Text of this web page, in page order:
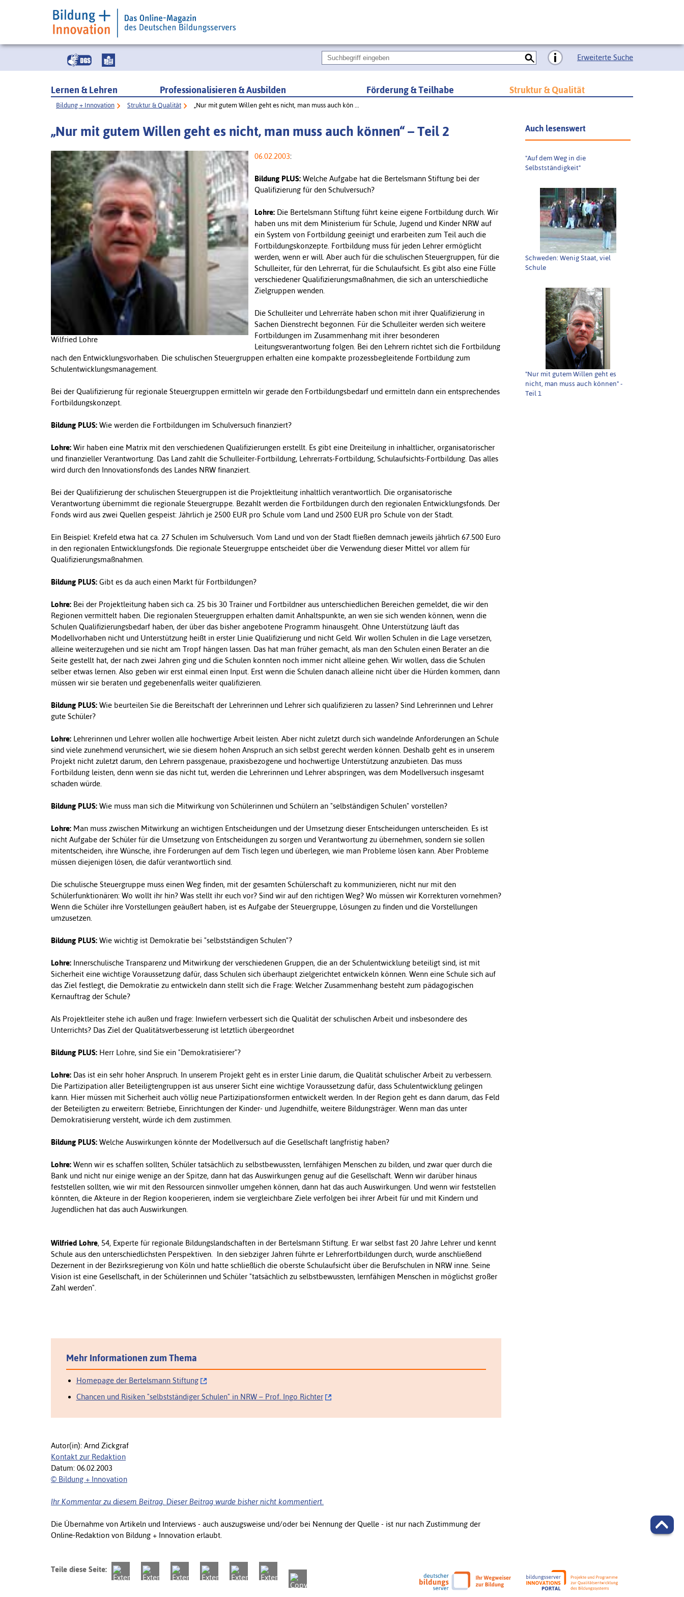
Erweiterte Suche
Lernen & Lehren Professionalisieren & Ausbilden Förderung & Teilhabe Struktur & Qualität
Bildung + Innovation Struktur & Qualität „Nur mit gutem Willen geht es nicht, man muss auch kön ...
„Nur mit gutem Willen geht es nicht, man muss auch können“ – Teil 2
Wilfried Lohre
06.02.2003:
Bildung PLUS: Welche Aufgabe hat die Bertelsmann Stiftung bei der
Qualifizierung für den Schulversuch?
Lohre: Die Bertelsmann Stiftung führt keine eigene Fortbildung durch. Wir
haben uns mit dem Ministerium für Schule, Jugend und Kinder NRW auf
ein System von Fortbildung geeinigt und erarbeiten zum Teil auch die
Fortbildungskonzepte. Fortbildung muss für jeden Lehrer ermöglicht
werden, wenn er will. Aber auch für die schulischen Steuergruppen, für die
Schulleiter, für den Lehrerrat, für die Schulaufsicht. Es gibt also eine Fülle
verschiedener Qualifizierungsmaßnahmen, die sich an unterschiedliche
Zielgruppen wenden.
Die Schulleiter und Lehrerräte haben schon mit ihrer Qualifizierung in
Sachen Dienstrecht begonnen. Für die Schulleiter werden sich weitere
Fortbildungen im Zusammenhang mit ihrer besonderen
Leitungsverantwortung folgen. Bei den Lehrern richtet sich die Fortbildung
nach den Entwicklungsvorhaben. Die schulischen Steuergruppen erhalten eine kompakte prozessbegleitende Fortbildung zum
Schulentwicklungsmanagement.
Bei der Qualifizierung für regionale Steuergruppen ermitteln wir gerade den Fortbildungsbedarf und ermitteln dann ein entsprechendes
Fortbildungskonzept.
Bildung PLUS: Wie werden die Fortbildungen im Schulversuch finanziert?
Lohre: Wir haben eine Matrix mit den verschiedenen Qualifizierungen erstellt. Es gibt eine Dreiteilung in inhaltlicher, organisatorischer
und finanzieller Verantwortung. Das Land zahlt die Schulleiter-Fortbildung, Lehrerrats-Fortbildung, Schulaufsichts-Fortbildung. Das alles
wird durch den Innovationsfonds des Landes NRW finanziert.
Bei der Qualifizierung der schulischen Steuergruppen ist die Projektleitung inhaltlich verantwortlich. Die organisatorische
Verantwortung übernimmt die regionale Steuergruppe. Bezahlt werden die Fortbildungen durch den regionalen Entwicklungsfonds. Der
Fonds wird aus zwei Quellen gespeist: Jährlich je 2500 EUR pro Schule vom Land und 2500 EUR pro Schule von der Stadt.
Ein Beispiel: Krefeld etwa hat ca. 27 Schulen im Schulversuch. Vom Land und von der Stadt fließen demnach jeweils jährlich 67.500 Euro
in den regionalen Entwicklungsfonds. Die regionale Steuergruppe entscheidet über die Verwendung dieser Mittel vor allem für
Qualifizierungsmaßnahmen.
Bildung PLUS: Gibt es da auch einen Markt für Fortbildungen?
Lohre: Bei der Projektleitung haben sich ca. 25 bis 30 Trainer und Fortbildner aus unterschiedlichen Bereichen gemeldet, die wir den
Regionen vermittelt haben. Die regionalen Steuergruppen erhalten damit Anhaltspunkte, an wen sie sich wenden können, wenn die
Schulen Qualifizierungsbedarf haben, der über das bisher angebotene Programm hinausgeht. Ohne Unterstützung läuft das
Modellvorhaben nicht und Unterstützung heißt in erster Linie Qualifizierung und nicht Geld. Wir wollen Schulen in die Lage versetzen,
alleine weiterzugehen und sie nicht am Tropf hängen lassen. Das hat man früher gemacht, als man den Schulen einen Berater an die
Seite gestellt hat, der nach zwei Jahren ging und die Schulen konnten noch immer nicht alleine gehen. Wir wollen, dass die Schulen
selber etwas lernen. Also geben wir erst einmal einen Input. Erst wenn die Schulen danach alleine nicht über die Hürden kommen, dann
müssen wir sie beraten und gegebenenfalls weiter qualifizieren.
Bildung PLUS: Wie beurteilen Sie die Bereitschaft der Lehrerinnen und Lehrer sich qualifizieren zu lassen? Sind Lehrerinnen und Lehrer
gute Schüler?
Lohre: Lehrerinnen und Lehrer wollen alle hochwertige Arbeit leisten. Aber nicht zuletzt durch sich wandelnde Anforderungen an Schule
sind viele zunehmend verunsichert, wie sie diesem hohen Anspruch an sich selbst gerecht werden können. Deshalb geht es in unserem
Projekt nicht zuletzt darum, den Lehrern passgenaue, praxisbezogene und hochwertige Unterstützung anzubieten. Das muss
Fortbildung leisten, denn wenn sie das nicht tut, werden die Lehrerinnen und Lehrer abspringen, was dem Modellversuch insgesamt
schaden würde.
Bildung PLUS: Wie muss man sich die Mitwirkung von Schülerinnen und Schülern an "selbständigen Schulen" vorstellen?
Lohre: Man muss zwischen Mitwirkung an wichtigen Entscheidungen und der Umsetzung dieser Entscheidungen unterscheiden. Es ist
nicht Aufgabe der Schüler für die Umsetzung von Entscheidungen zu sorgen und Verantwortung zu übernehmen, sondern sie sollen
mitentscheiden, ihre Wünsche, ihre Forderungen auf dem Tisch legen und überlegen, wie man Probleme lösen kann. Aber Probleme
müssen diejenigen lösen, die dafür verantwortlich sind.
Die schulische Steuergruppe muss einen Weg finden, mit der gesamten Schülerschaft zu kommunizieren, nicht nur mit den
Schülerfunktionären: Wo wollt ihr hin? Was stellt ihr euch vor? Sind wir auf den richtigen Weg? Wo müssen wir Korrekturen vornehmen?
Wenn die Schüler ihre Vorstellungen geäußert haben, ist es Aufgabe der Steuergruppe, Lösungen zu finden und die Vorstellungen
umzusetzen.
Bildung PLUS: Wie wichtig ist Demokratie bei "selbstständigen Schulen"?
Lohre: Innerschulische Transparenz und Mitwirkung der verschiedenen Gruppen, die an der Schulentwicklung beteiligt sind, ist mit
Sicherheit eine wichtige Voraussetzung dafür, dass Schulen sich überhaupt zielgerichtet entwickeln können. Wenn eine Schule sich auf
das Ziel festlegt, die Demokratie zu entwickeln dann stellt sich die Frage: Welcher Zusammenhang besteht zum pädagogischen
Kernauftrag der Schule?
Als Projektleiter stehe ich außen und frage: Inwiefern verbessert sich die Qualität der schulischen Arbeit und insbesondere des
Unterrichts? Das Ziel der Qualitätsverbesserung ist letztlich übergeordnet
Bildung PLUS: Herr Lohre, sind Sie ein "Demokratisierer"?
Lohre: Das ist ein sehr hoher Anspruch. In unserem Projekt geht es in erster Linie darum, die Qualität schulischer Arbeit zu verbessern.
Die Partizipation aller Beteiligtengruppen ist aus unserer Sicht eine wichtige Voraussetzung dafür, dass Schulentwicklung gelingen
kann. Hier müssen mit Sicherheit auch völlig neue Partizipationsformen entwickelt werden. In der Region geht es dann darum, das Feld
der Beteiligten zu erweitern: Betriebe, Einrichtungen der Kinder- und Jugendhilfe, weitere Bildungsträger. Wenn man das unter
Demokratisierung versteht, würde ich dem zustimmen.
Bildung PLUS: Welche Auswirkungen könnte der Modellversuch auf die Gesellschaft langfristig haben?
Lohre: Wenn wir es schaffen sollten, Schüler tatsächlich zu selbstbewussten, lernfähigen Menschen zu bilden, und zwar quer durch die
Bank und nicht nur einige wenige an der Spitze, dann hat das Auswirkungen genug auf die Gesellschaft. Wenn wir darüber hinaus
feststellen sollten, wie wir mit den Ressourcen sinnvoller umgehen können, dann hat das auch Auswirkungen. Und wenn wir feststellen
könnten, die Akteure in der Region kooperieren, indem sie vergleichbare Ziele verfolgen bei ihrer Arbeit für und mit Kindern und
Jugendlichen hat das auch Auswirkungen.
Wilfried Lohre, 54, Experte für regionale Bildungslandschaften in der Bertelsmann Stiftung. Er war selbst fast 20 Jahre Lehrer und kennt
Schule aus den unterschiedlichsten Perspektiven. In den siebziger Jahren führte er Lehrerfortbildungen durch, wurde anschließend
Dezernent in der Bezirksregierung von Köln und hatte schließlich die oberste Schulaufsicht über die Berufschulen in NRW inne. Seine
Vision ist eine Gesellschaft, in der Schülerinnen und Schüler "tatsächlich zu selbstbewussten, lernfähigen Menschen in möglichst großer
Zahl werden".
Mehr Informationen zum Thema
Homepage der Bertelsmann Stiftung
Chancen und Risiken "selbstständiger Schulen" in NRW – Prof. Ingo Richter
Autor(in): Arnd Zickgraf
Kontakt zur Redaktion
Datum: 06.02.2003
© Bildung + Innovation
Ihr Kommentar zu diesem Beitrag. Dieser Beitrag wurde bisher nicht kommentiert.
Die Übernahme von Artikeln und Interviews - auch auszugsweise und/oder bei Nennung der Quelle - ist nur nach Zustimmung der
Online-Redaktion von Bildung + Innovation erlaubt.
Auch lesenswert
"Auf dem Weg in die
Selbstständigkeit"
Schweden: Wenig Staat, viel
Schule
"Nur mit gutem Willen geht es
nicht, man muss auch können" -
Teil 1
Teile diese Seite: